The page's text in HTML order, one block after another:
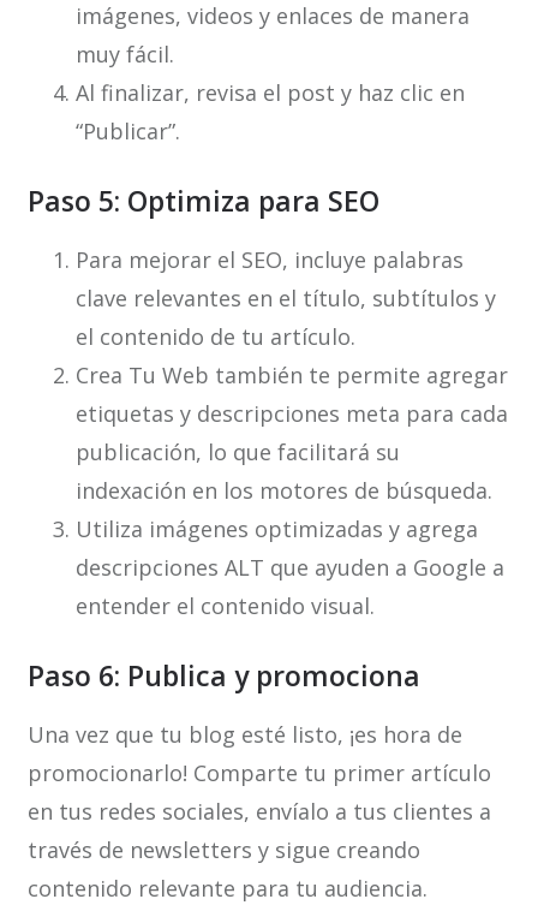
imágenes, videos y enlaces de manera
muy fácil.
Al finalizar, revisa el post y haz clic en
“Publicar”.
Paso 5: Optimiza para SEO
Para mejorar el SEO, incluye palabras
clave relevantes en el título, subtítulos y
el contenido de tu artículo.
Crea Tu Web también te permite agregar
etiquetas y descripciones meta para cada
publicación, lo que facilitará su
indexación en los motores de búsqueda.
Utiliza imágenes optimizadas y agrega
descripciones ALT que ayuden a Google a
entender el contenido visual.
Paso 6: Publica y promociona
Una vez que tu blog esté listo, ¡es hora de
promocionarlo! Comparte tu primer artículo
en tus redes sociales, envíalo a tus clientes a
través de newsletters y sigue creando
contenido relevante para tu audiencia.